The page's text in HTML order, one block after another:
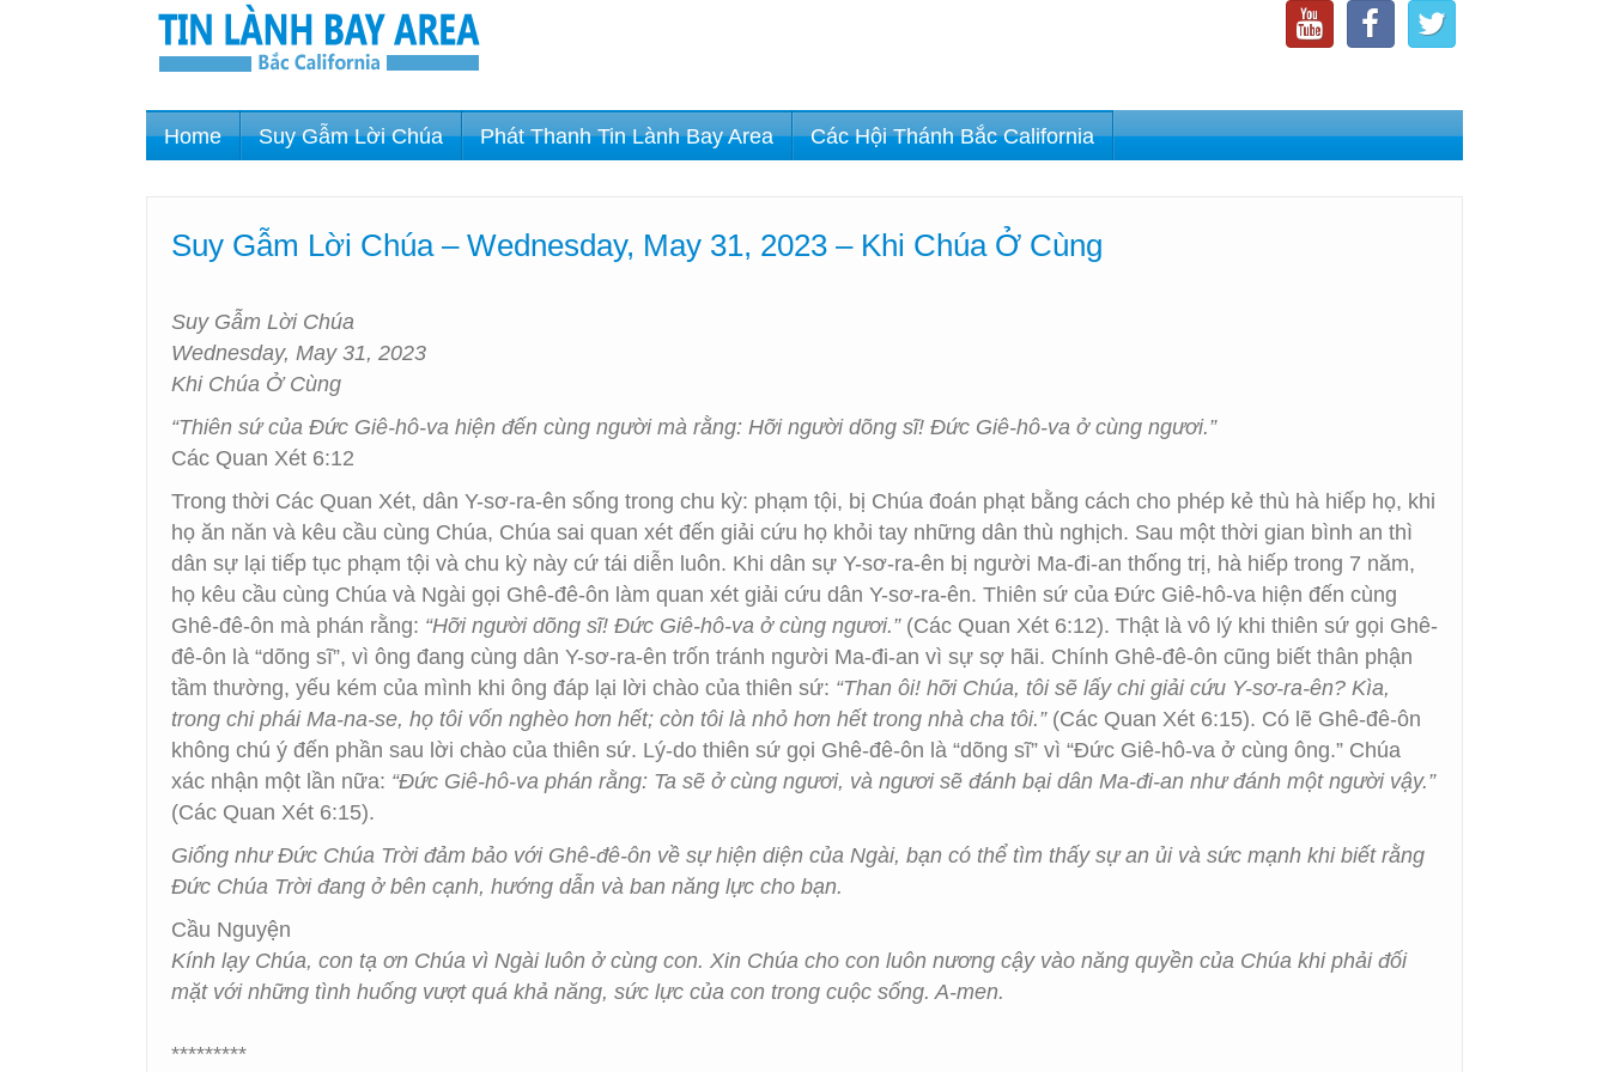
Home Suy Gẫm Lời Chúa Phát Thanh Tin Lành Bay Area Các Hội Thánh Bắc California
Suy Gẫm Lời Chúa – Wednesday, May 31, 2023 – Khi Chúa Ở Cùng
Suy Gẫm Lời Chúa
Wednesday, May 31, 2023
Khi Chúa Ở Cùng
“Thiên sứ của Đức Giê-hô-va hiện đến cùng người mà rằng: Hỡi người dõng sĩ! Đức Giê-hô-va ở cùng ngươi.”
Các Quan Xét 6:12
Trong thời Các Quan Xét, dân Y-sơ-ra-ên sống trong chu kỳ: phạm tội, bị Chúa đoán phạt bằng cách cho phép kẻ thù hà hiếp họ, khi
họ ăn năn và kêu cầu cùng Chúa, Chúa sai quan xét đến giải cứu họ khỏi tay những dân thù nghịch. Sau một thời gian bình an thì
dân sự lại tiếp tục phạm tội và chu kỳ này cứ tái diễn luôn. Khi dân sự Y-sơ-ra-ên bị người Ma-đi-an thống trị, hà hiếp trong 7 năm,
họ kêu cầu cùng Chúa và Ngài gọi Ghê-đê-ôn làm quan xét giải cứu dân Y-sơ-ra-ên. Thiên sứ của Đức Giê-hô-va hiện đến cùng
Ghê-đê-ôn mà phán rằng: “Hỡi người dõng sĩ! Đức Giê-hô-va ở cùng ngươi.”(Các Quan Xét 6:12). Thật là vô lý khi thiên sứ gọi Ghê-
đê-ôn là “dõng sĩ”, vì ông đang cùng dân Y-sơ-ra-ên trốn tránh người Ma-đi-an vì sự sợ hãi. Chính Ghê-đê-ôn cũng biết thân phận
tầm thường, yếu kém của mình khi ông đáp lại lời chào của thiên sứ: “Than ôi! hỡi Chúa, tôi sẽ lấy chi giải cứu Y-sơ-ra-ên? Kìa,
trong chi phái Ma-na-se, họ tôi vốn nghèo hơn hết; còn tôi là nhỏ hơn hết trong nhà cha tôi.”(Các Quan Xét 6:15). Có lẽ Ghê-đê-ôn
không chú ý đến phần sau lời chào của thiên sứ. Lý-do thiên sứ gọi Ghê-đê-ôn là “dõng sĩ” vì “Đức Giê-hô-va ở cùng ông.” Chúa
xác nhận một lần nữa: “Đức Giê-hô-va phán rằng: Ta sẽ ở cùng ngươi, và ngươi sẽ đánh bại dân Ma-đi-an như đánh một người vậy.”
(Các Quan Xét 6:15).
Giống như Đức Chúa Trời đảm bảo với Ghê-đê-ôn về sự hiện diện của Ngài, bạn có thể tìm thấy sự an ủi và sức mạnh khi biết rằng
Đức Chúa Trời đang ở bên cạnh, hướng dẫn và ban năng lực cho bạn.
Cầu Nguyện
Kính lạy Chúa, con tạ ơn Chúa vì Ngài luôn ở cùng con. Xin Chúa cho con luôn nương cậy vào năng quyền của Chúa khi phải đối
mặt với những tình huống vượt quá khả năng, sức lực của con trong cuộc sống. A-men.
*********